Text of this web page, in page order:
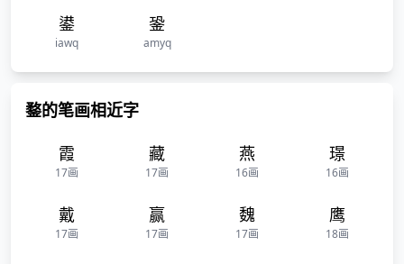
鍙
iawq
銎
amyq
鍪的笔画相近字
霞
17画
藏
17画
燕
16画
璟
16画
戴
17画
赢
17画
魏
17画
鹰
18画